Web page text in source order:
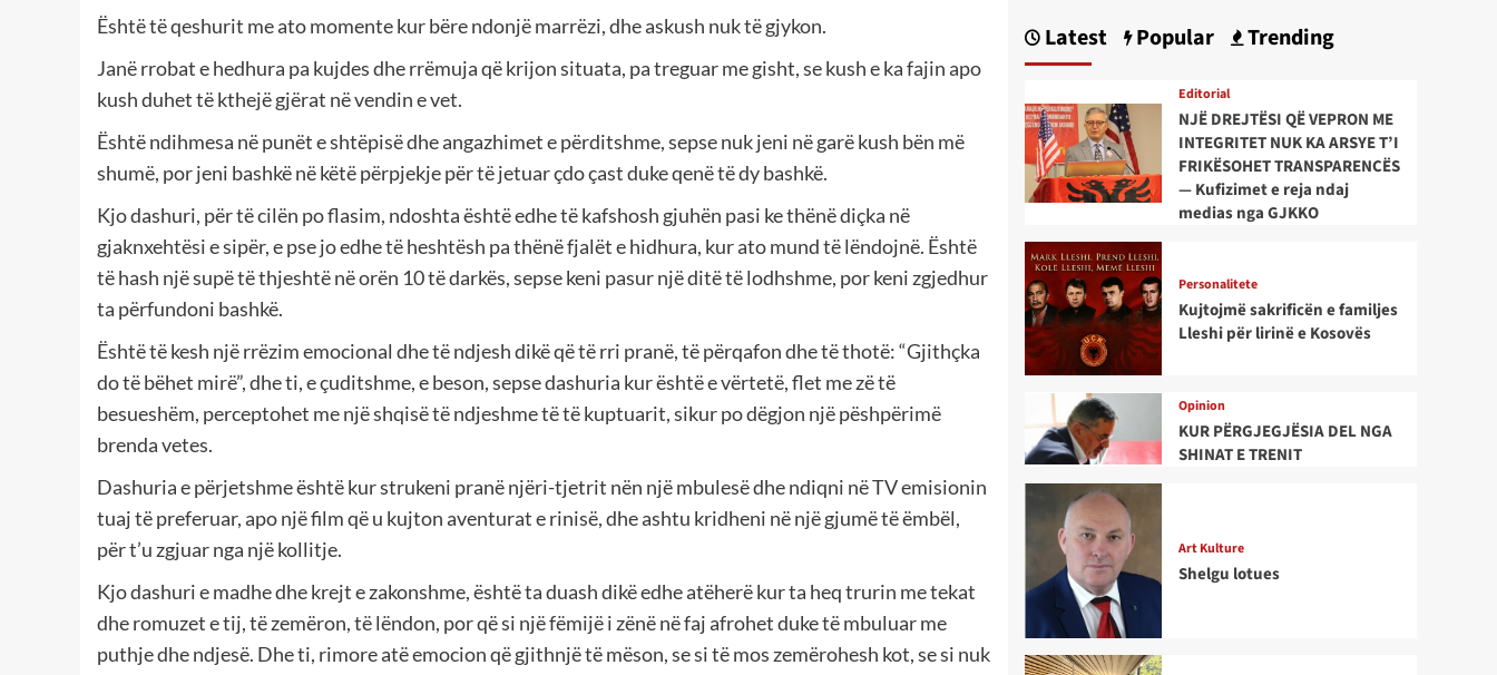
Është të qeshurit me ato momente kur bëre ndonjë marrëzi, dhe askush nuk të gjykon.
Janë rrobat e hedhura pa kujdes dhe rrëmuja që krijon situata, pa treguar me gisht, se kush e ka fajin apo
kush duhet të kthejë gjërat në vendin e vet.
Është ndihmesa në punët e shtëpisë dhe angazhimet e përditshme, sepse nuk jeni në garë kush bën më
shumë, por jeni bashkë në këtë përpjekje për të jetuar çdo çast duke qenë të dy bashkë.
Kjo dashuri, për të cilën po flasim, ndoshta është edhe të kafshosh gjuhën pasi ke thënë diçka në
gjaknxehtësi e sipër, e pse jo edhe të heshtësh pa thënë fjalët e hidhura, kur ato mund të lëndojnë. Është
të hash një supë të thjeshtë në orën 10 të darkës, sepse keni pasur një ditë të lodhshme, por keni zgjedhur
ta përfundoni bashkë.
Është të kesh një rrëzim emocional dhe të ndjesh dikë që të rri pranë, të përqafon dhe të thotë: “Gjithçka
do të bëhet mirë”, dhe ti, e çuditshme, e beson, sepse dashuria kur është e vërtetë, flet me zë të
besueshëm, perceptohet me një shqisë të ndjeshme të të kuptuarit, sikur po dëgjon një pëshpërimë
brenda vetes.
Dashuria e përjetshme është kur strukeni pranë njëri-tjetrit nën një mbulesë dhe ndiqni në TV emisionin
tuaj të preferuar, apo një film që u kujton aventurat e rinisë, dhe ashtu kridheni në një gjumë të ëmbël,
për t’u zgjuar nga një kollitje.
Kjo dashuri e madhe dhe krejt e zakonshme, është ta duash dikë edhe atëherë kur ta heq trurin me tekat
dhe romuzet e tij, të zemëron, të lëndon, por që si një fëmijë i zënë në faj afrohet duke të mbuluar me
puthje dhe ndjesë. Dhe ti, rimore atë emocion që gjithnjë të mëson, se si të mos zemërohesh kot, se si nuk
Latest Popular Trending
Editorial
NJË DREJTËSI QË VEPRON ME
INTEGRITET NUK KA ARSYE T’I
FRIKËSOHET TRANSPARENCËS
— Kufizimet e reja ndaj
medias nga GJKKO
Personalitete
Kujtojmë sakrificën e familjes
Lleshi për lirinë e Kosovës
Opinion
KUR PËRGJEGJËSIA DEL NGA
SHINAT E TRENIT
Art Kulture
Shelgu lotues